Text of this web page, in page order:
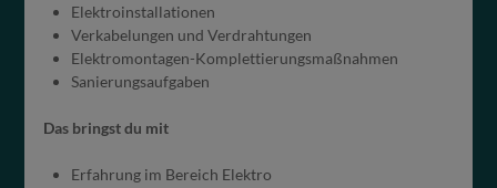
Elektroinstallationen
Verkabelungen und Verdrahtungen
Elektromontagen-Komplettierungsmaßnahmen
Sanierungsaufgaben
Das bringst du mit
Erfahrung im Bereich Elektro